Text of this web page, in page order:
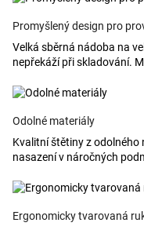
Promyšlený design pro
Velká sběrná nádoba na
nepřekáží při skladování.
Odolné materiály
Kvalitní štětiny z
nasazení v náročných
Ergonomicky tvarovaná